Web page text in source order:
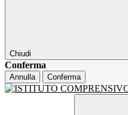
Chiudi
Conferma
Annulla Conferma